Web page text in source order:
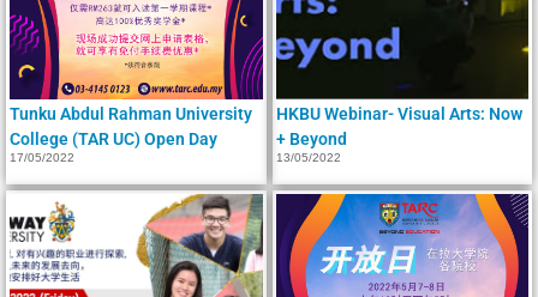
Tunku Abdul Rahman University
College (TAR UC) Open Day
17/05/2022
HKBU Webinar- Visual Arts: Now
+ Beyond
13/05/2022